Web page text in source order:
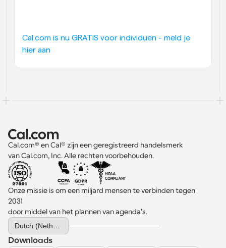
Cal.com is nu GRATIS voor individuen - meld je
hier aan
Cal.com® en Cal® zijn een geregistreerd handelsmerk
van Cal.com, Inc. Alle rechten voorbehouden.
Onze missie is om een miljard mensen te verbinden tegen
2031
door middel van het plannen van agenda's.
Select Language
Downloads